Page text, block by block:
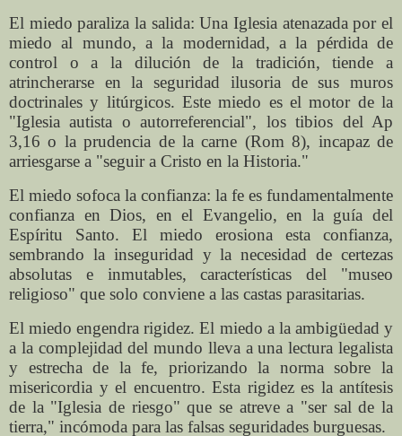
El miedo paraliza la salida: Una Iglesia atenazada por el
miedo al mundo, a la modernidad, a la pérdida de
control o a la dilución de la tradición, tiende a
atrincherarse en la seguridad ilusoria de sus muros
doctrinales y litúrgicos. Este miedo es el motor de la
"Iglesia autista o autorreferencial", los tibios del Ap
3,16 o la prudencia de la carne (Rom 8), incapaz de
arriesgarse a "seguir a Cristo en la Historia."
El miedo sofoca la confianza: la fe es fundamentalmente
confianza en Dios, en el Evangelio, en la guía del
Espíritu Santo. El miedo erosiona esta confianza,
sembrando la inseguridad y la necesidad de certezas
absolutas e inmutables, características del "museo
religioso" que solo conviene a las castas parasitarias.
El miedo engendra rigidez. El miedo a la ambigüedad y
a la complejidad del mundo lleva a una lectura legalista
y estrecha de la fe, priorizando la norma sobre la
misericordia y el encuentro. Esta rigidez es la antítesis
de la "Iglesia de riesgo" que se atreve a "ser sal de la
tierra," incómoda para las falsas seguridades burguesas.